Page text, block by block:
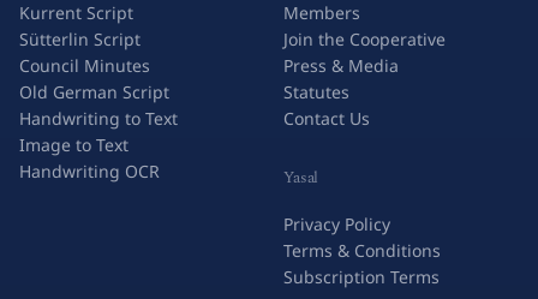
Kurrent Script
Sütterlin Script
Council Minutes
Old German Script
Handwriting to Text
Image to Text
Handwriting OCR
Members
Join the Cooperative
Press & Media
Statutes
Contact Us
Yasal
Privacy Policy
Terms & Conditions
Subscription Terms